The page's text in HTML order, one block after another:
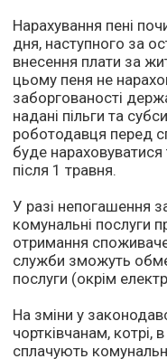
Нарахування пені
дня, наступного за
внесення плати за
цьому пеня не
заборгованості
надані пільги та
роботодавця перед
буде
після 1 травня.
У разі непогашення
комунальні послуги
отримання
служби зможуть
послуги (окрім
На зміни у
чортківчанам, котрі,
сплачують